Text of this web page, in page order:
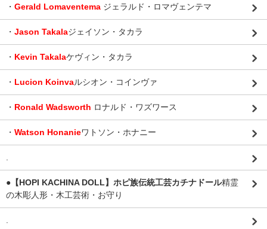
・ Gerald Lomaventema ジェラルド・ロマヴェンテマ
・ Jason Takalaジェイソン・タカラ
・ Kevin Takalaケヴィン・タカラ
・ Lucion Koinvaルシオン・コインヴァ
・ Ronald Wadsworth ロナルド・ワズワース
・ Watson Honanieワトソン・ホナニー
●【HOPI KACHINA DOLL】ホピ族伝統工芸カチナドール精霊
の木彫人形・木工芸術・お守り